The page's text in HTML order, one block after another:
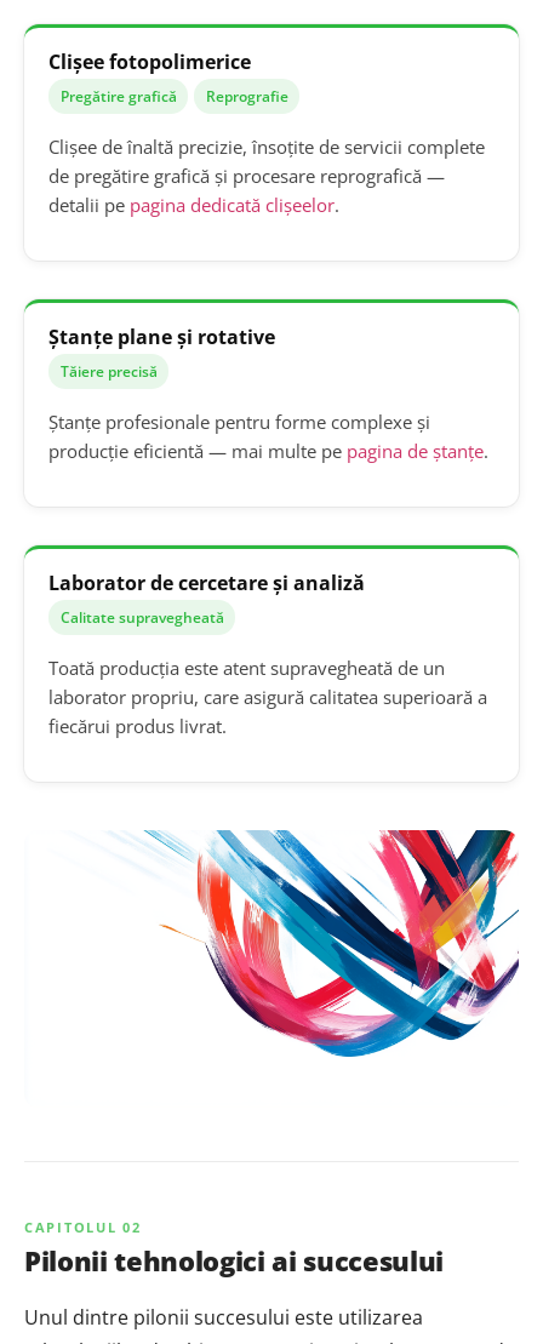
Clișee fotopolimerice
Pregătire grafică Reprografie
Clișee de înaltă precizie, însoțite de servicii complete
de pregătire grafică și procesare reprografică —
detalii pe pagina dedicată clișeelor.
Ștanțe plane și rotative
Tăiere precisă
Ștanțe profesionale pentru forme complexe și
producție eficientă — mai multe pe pagina de ștanțe.
Laborator de cercetare și analiză
Calitate supravegheată
Toată producția este atent supravegheată de un
laborator propriu, care asigură calitatea superioară a
fiecărui produs livrat.
CAPITOLUL 02
Pilonii tehnologici ai succesului
Unul dintre pilonii succesului este utilizarea